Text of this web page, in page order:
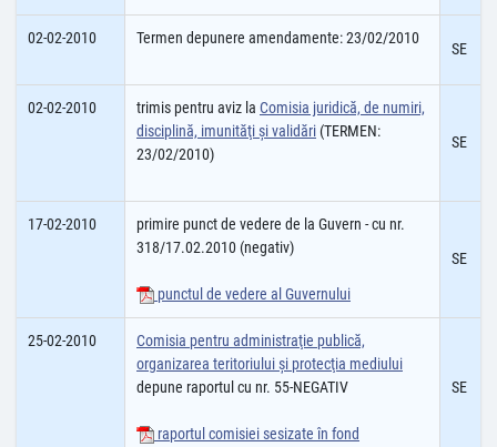
02-02-2010 Termen depunere amendamente: 23/02/2010
SE
02-02-2010 trimis pentru aviz la Comisia juridică, de numiri,
disciplină, imunităţi şi validări (TERMEN:
23/02/2010)
SE
17-02-2010
primire punct de vedere de la Guvern - cu nr.
318/17.02.2010 (negativ)
punctul de vedere al Guvernului
SE
25-02-2010
Comisia pentru administraţie publică,
organizarea teritoriului şi protecţia mediului
depune raportul cu nr. 55-NEGATIV
raportul comisiei sesizate în fond
SE